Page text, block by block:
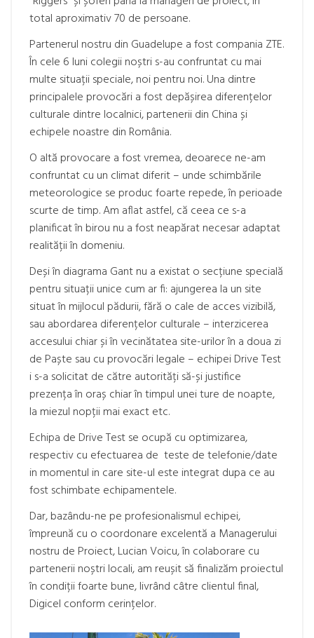
total aproximativ 70 de persoane.
Partenerul nostru din Guadelupe a fost compania ZTE.
În cele 6 luni colegii noștri s-au confruntat cu mai
multe situații speciale, noi pentru noi. Una dintre
principalele provocări a fost depășirea diferențelor
culturale dintre localnici, partenerii din China și
echipele noastre din România.
O altă provocare a fost vremea, deoarece ne-am
confruntat cu un climat diferit – unde schimbările
meteorologice se produc foarte repede, în perioade
scurte de timp. Am aflat astfel, că ceea ce s-a
planificat în birou nu a fost neapărat necesar adaptat
realității în domeniu.
Deși în diagrama Gant nu a existat o secțiune specială
pentru situații unice cum ar fi: ajungerea la un site
situat în mijlocul pădurii, fără o cale de acces vizibilă,
sau abordarea diferențelor culturale – interzicerea
accesului chiar și în vecinătatea site-urilor în a doua zi
de Paște sau cu provocări legale – echipei Drive Test
i s-a solicitat de către autorități să-și justifice
prezența în oraș chiar în timpul unei ture de noapte,
la miezul nopții mai exact etc.
Echipa de Drive Test se ocupă cu optimizarea,
respectiv cu efectuarea de teste de telefonie/date
in momentul in care site-ul este integrat dupa ce au
fost schimbate echipamentele.
Dar, bazându-ne pe profesionalismul echipei,
împreună cu o coordonare excelentă a Managerului
nostru de Proiect, Lucian Voicu, în colaborare cu
partenerii noștri locali, am reușit să finalizăm proiectul
în condiții foarte bune, livrând câtre clientul final,
Digicel conform cerințelor.